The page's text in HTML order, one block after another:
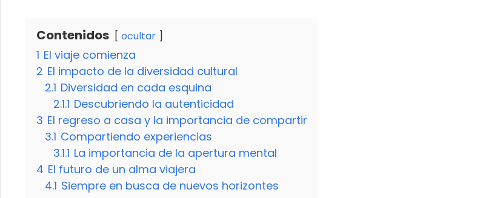
Contenidos ocultar
1 El viaje comienza
2 El impacto de la diversidad cultural
2.1 Diversidad en cada esquina
2.1.1 Descubriendo la autenticidad
3 El regreso a casa y la importancia de compartir
3.1 Compartiendo experiencias
3.1.1 La importancia de la apertura mental
4 El futuro de un alma viajera
4.1 Siempre en busca de nuevos horizontes